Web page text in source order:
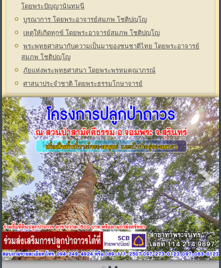
โดยพระปัญญานันทมุนี
บูรณาการ โดยพระอาจารย์สมภพ โชติปญฺโญ
เหตุให้เกิดทุกข์ โดยพระอาจารย์สมภพ โชติปญฺโญ
พระพุทธศาสนากับความเป็นมาของชนชาติไทย โดยพระอาจารย์
สมภพ โชติปญฺโญ
ภัยแห่งพระพุทธศาสนา โดยพระพรหมคุณาภรณ์
ศาสนาประจำชาติ โดยพระธรรมโกษาจารย์